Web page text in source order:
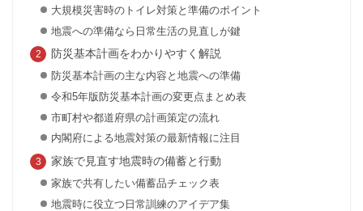
大規模災害時のトイレ対策と準備のポイント
地震への準備なら日常生活の見直しが鍵
防災基本計画をわかりやすく解説
防災基本計画の主な内容と地震への準備
令和5年版防災基本計画の変更点まとめ表
市町村や都道府県の計画策定の流れ
内閣府による地震対策の最新情報に注目
家族で見直す地震時の備蓄と行動
家族で共有したい備蓄品チェック表
地震時に役立つ日常訓練のアイデア集